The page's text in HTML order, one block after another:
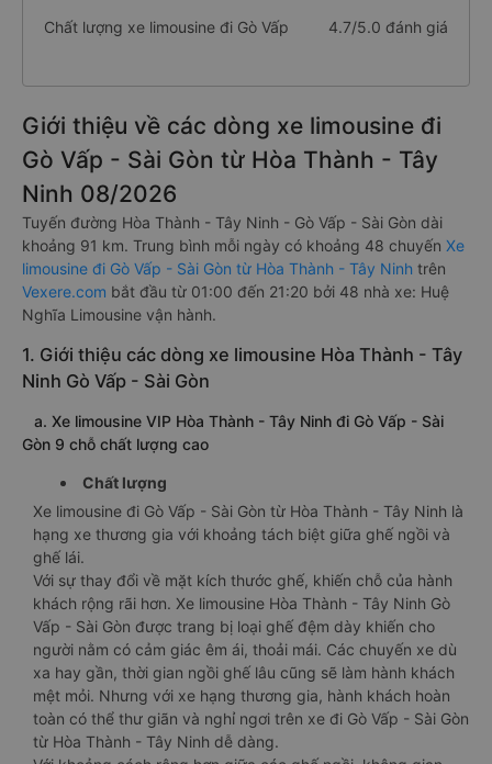
Chất lượng xe limousine đi Gò Vấp 4.7/5.0 đánh giá
Giới thiệu về các dòng xe limousine đi
Gò Vấp - Sài Gòn từ Hòa Thành - Tây
Ninh 08/2026
Tuyến đường Hòa Thành - Tây Ninh - Gò Vấp - Sài Gòn dài
khoảng 91 km. Trung bình mỗi ngày có khoảng 48 chuyến Xe
limousine đi Gò Vấp - Sài Gòn từ Hòa Thành - Tây Ninh trên
Vexere.com bắt đầu từ 01:00 đến 21:20 bởi 48 nhà xe: Huệ
Nghĩa Limousine vận hành.
1. Giới thiệu các dòng xe limousine Hòa Thành - Tây
Ninh Gò Vấp - Sài Gòn
a. Xe limousine VIP Hòa Thành - Tây Ninh đi Gò Vấp - Sài
Gòn 9 chỗ chất lượng cao
Chất lượng
Xe limousine đi Gò Vấp - Sài Gòn từ Hòa Thành - Tây Ninh là
hạng xe thương gia với khoảng tách biệt giữa ghế ngồi và
ghế lái.
Với sự thay đổi về mặt kích thước ghế, khiến chỗ của hành
khách rộng rãi hơn. Xe limousine Hòa Thành - Tây Ninh Gò
Vấp - Sài Gòn được trang bị loại ghế đệm dày khiến cho
người nằm có cảm giác êm ái, thoải mái. Các chuyến xe dù
xa hay gần, thời gian ngồi ghế lâu cũng sẽ làm hành khách
mệt mỏi. Nhưng với xe hạng thương gia, hành khách hoàn
toàn có thể thư giãn và nghỉ ngơi trên xe đi Gò Vấp - Sài Gòn
từ Hòa Thành - Tây Ninh dễ dàng.